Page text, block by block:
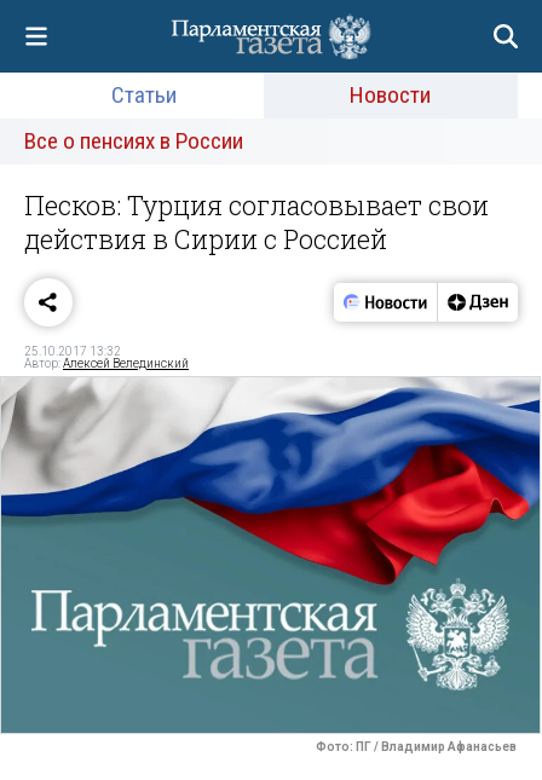
Статьи
Новости
Все о пенсиях в России
Песков: Турция согласовывает свои
действия в Сирии с Россией
25.10.2017 13:32
Автор:Алексей Велединский
Фото: ПГ / Владимир Афанасьев